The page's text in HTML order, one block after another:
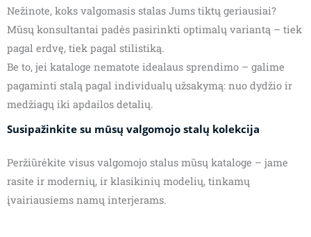
Nežinote, koks valgomasis stalas Jums tiktų geriausiai?
Mūsų konsultantai padės pasirinkti optimalų variantą – tiek
pagal erdvę, tiek pagal stilistiką.
Be to, jei kataloge nematote idealaus sprendimo – galime
pagaminti stalą pagal individualų užsakymą: nuo dydžio ir
medžiagų iki apdailos detalių.
Susipažinkite su mūsų valgomojo stalų kolekcija
Peržiūrėkite visus valgomojo stalus mūsų kataloge – jame
rasite ir modernių, ir klasikinių modelių, tinkamų
įvairiausiems namų interjerams.